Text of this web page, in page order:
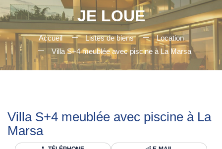
JE LOUE
Accueil Listes de biens
Location
Villa S+4 meublée avec piscine à La Marsa
Villa S+4 meublée avec piscine à La
Marsa